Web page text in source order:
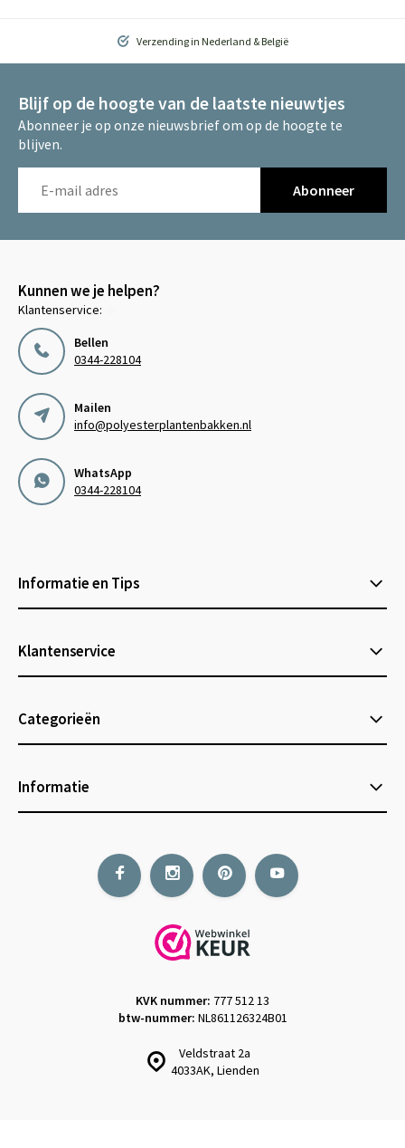
Verzending in Nederland & België
Blijf op de hoogte van de laatste nieuwtjes
Abonneer je op onze nieuwsbrief om op de hoogte te
blijven.
Abonneer
Kunnen we je helpen?
Klantenservice:
Bellen
0344-228104
Mailen
info@polyesterplantenbakken.nl
WhatsApp
0344-228104
Informatie en Tips
Klantenservice
Categorieën
Informatie
Veldstraat 2a
4033AK, Lienden
KVK nummer: 777 512 13
btw-nummer: NL861126324B01